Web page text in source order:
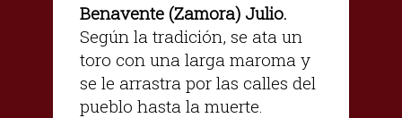
Benavente (Zamora) Julio.
Según la tradición, se ata un
toro con una larga maroma y
se le arrastra por las calles del
pueblo hasta la muerte.